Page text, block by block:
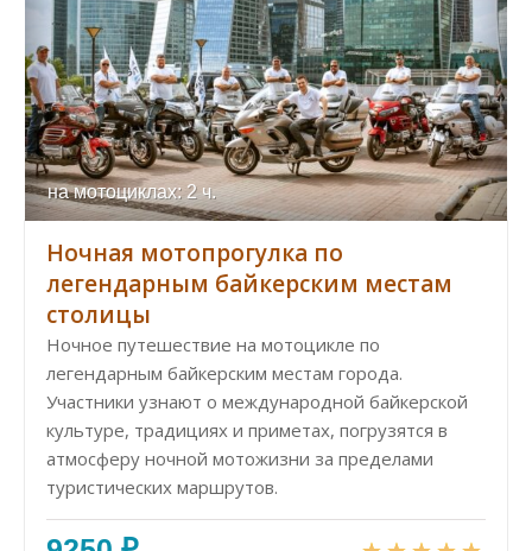
на мотоциклах: 2 ч.
Ночная мотопрогулка по
легендарным байкерским местам
столицы
Ночное путешествие на мотоцикле по
легендарным байкерским местам города.
Участники узнают о международной байкерской
культуре, традициях и приметах, погрузятся в
атмосферу ночной мотожизни за пределами
туристических маршрутов.